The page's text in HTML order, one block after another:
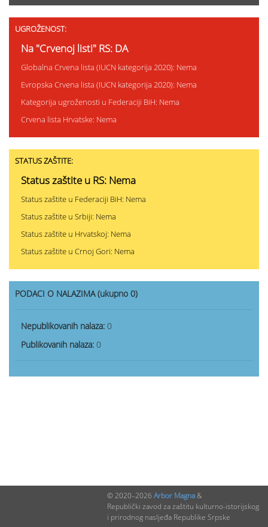
UGROŽENOST:
Na "Crvenoj listi" RS: DA
Globalna Crvena lista (IUCN kategorija 2020): Nema
Evropska Crvena lista (IUCN kategorija 2020): Nema
Kategorija ugroženosti u Federaciji BiH: Nema
Crvena lista Hrvatske: Nema
STATUS ZAŠTITE:
Status zaštite u RS: Nema
Status zaštite u Federaciji BiH: Nema
Status zaštite u Srbiji: Nema
Status zaštite u Hrvatskoj: Nema
Status zaštite u Crnoj Gori: Nema
PODACI O NALAZIMA (ukupno 0)
Nepublikovanih nalaza: 0
Publikovanih nalaza: 0
© 2020–2026 Arbor Magna&
Republički zavod za zaštitu kulturno-istorijskog
i prirodnog nasljeđa Republike Srpske